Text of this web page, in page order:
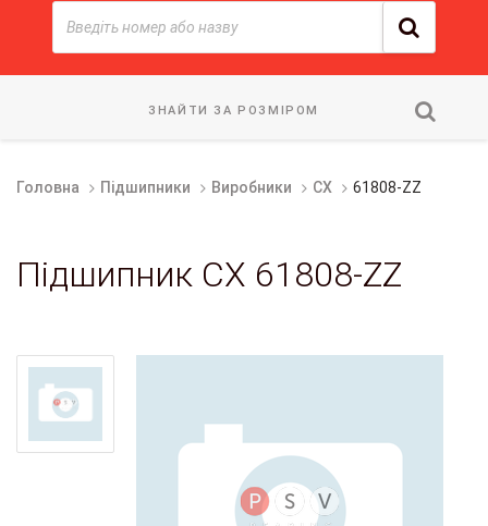
ЗНАЙТИ ЗА РОЗМІРОМ
Головна Підшипники Виробники CX 61808-ZZ
Підшипник CX 61808-ZZ